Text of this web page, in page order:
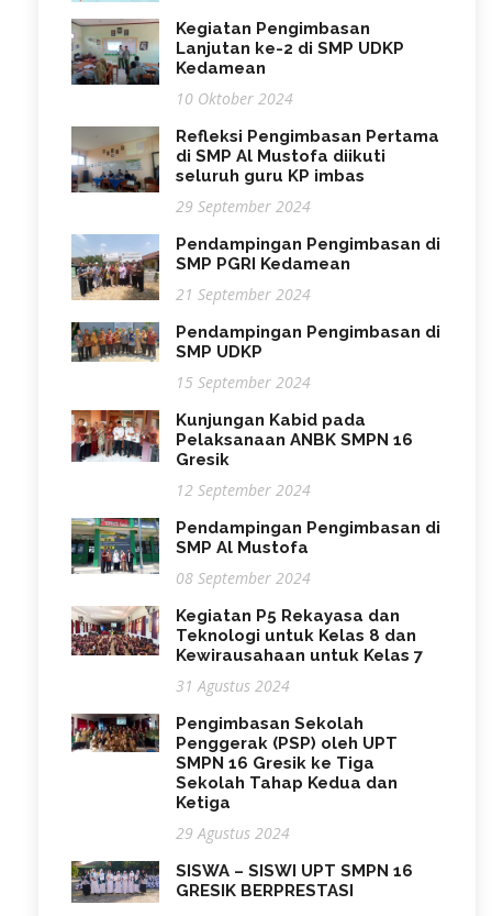
Kegiatan Pengimbasan
Lanjutan ke-2 di SMP UDKP
Kedamean
10 Oktober 2024
Refleksi Pengimbasan Pertama
di SMP Al Mustofa diikuti
seluruh guru KP imbas
29 September 2024
Pendampingan Pengimbasan di
SMP PGRI Kedamean
21 September 2024
Pendampingan Pengimbasan di
SMP UDKP
15 September 2024
Kunjungan Kabid pada
Pelaksanaan ANBK SMPN 16
Gresik
12 September 2024
Pendampingan Pengimbasan di
SMP Al Mustofa
08 September 2024
Kegiatan P5 Rekayasa dan
Teknologi untuk Kelas 8 dan
Kewirausahaan untuk Kelas 7
31 Agustus 2024
Pengimbasan Sekolah
Penggerak (PSP) oleh UPT
SMPN 16 Gresik ke Tiga
Sekolah Tahap Kedua dan
Ketiga
29 Agustus 2024
SISWA – SISWI UPT SMPN 16
GRESIK BERPRESTASI